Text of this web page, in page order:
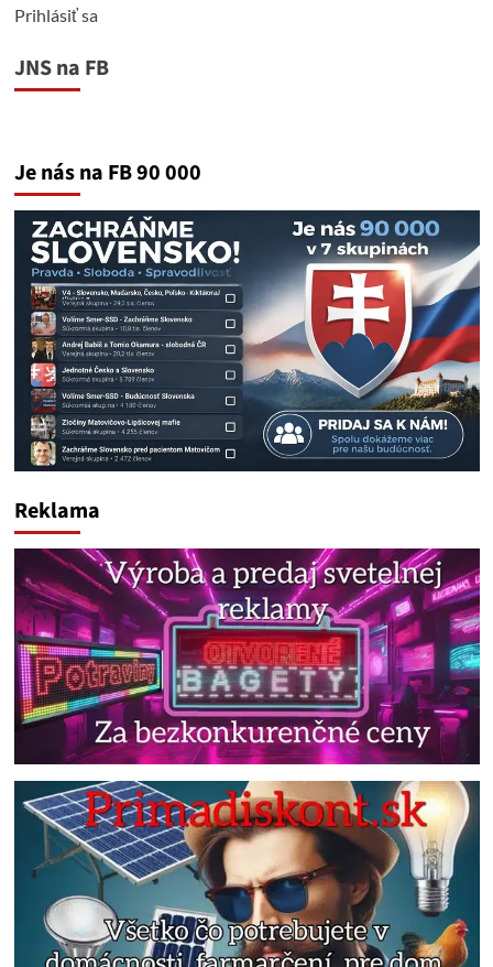
Prihlásiť sa
JNS na FB
Je nás na FB 90 000
Reklama